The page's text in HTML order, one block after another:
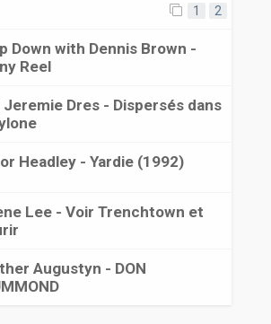
1 2
Down with Dennis Brown -
Reel
Jeremie Dres - Dispersés dans
Headley - Yardie (1992)
Lee - Voir Trenchtown et
Augustyn - DON